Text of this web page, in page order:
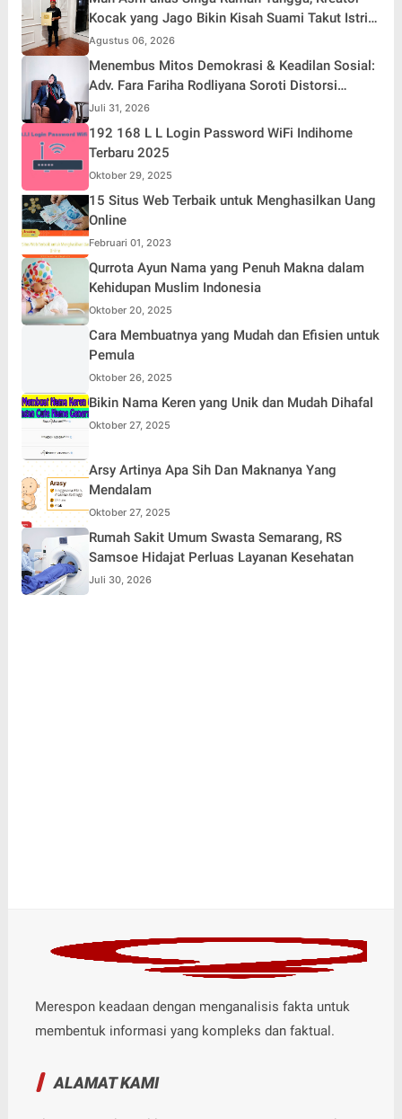
Kocak yang Jago Bikin Kisah Suami Takut Istri
Jadi Hiburan
Agustus 06, 2026
Menembus Mitos Demokrasi & Keadilan Sosial:
Adv. Fara Fariha Rodliyana Soroti Distorsi
Simpati Publik dan Aksi Main Hakim Sendiri
Juli 31, 2026
192 168 L L Login Password WiFi Indihome
Terbaru 2025
Oktober 29, 2025
15 Situs Web Terbaik untuk Menghasilkan Uang
Online
Februari 01, 2023
Qurrota Ayun Nama yang Penuh Makna dalam
Kehidupan Muslim Indonesia
Oktober 20, 2025
Cara Membuatnya yang Mudah dan Efisien untuk
Pemula
Oktober 26, 2025
Bikin Nama Keren yang Unik dan Mudah Dihafal
Oktober 27, 2025
Arsy Artinya Apa Sih Dan Maknanya Yang
Mendalam
Oktober 27, 2025
Rumah Sakit Umum Swasta Semarang, RS
Samsoe Hidajat Perluas Layanan Kesehatan
Juli 30, 2026
Merespon keadaan dengan menganalisis fakta untuk
membentuk informasi yang kompleks dan faktual.
ALAMAT KAMI